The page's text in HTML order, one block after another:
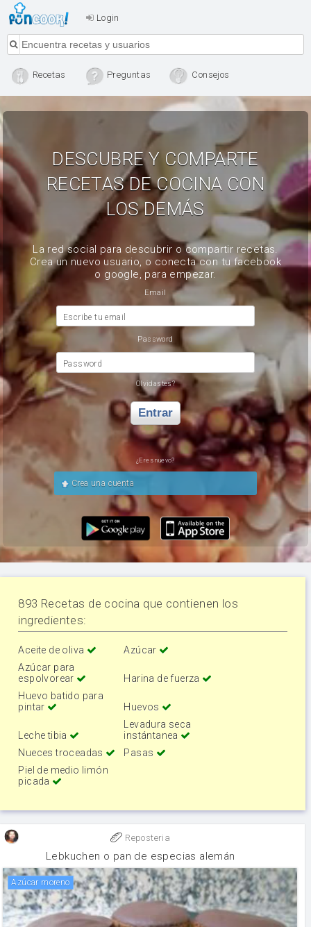
Login
Recetas Preguntas Consejos
DESCUBRE Y COMPARTE
RECETAS DE COCINA CON
LOS DEMÁS
La red social para descubrir o compartir recetas.
Crea un nuevo usuario, o conecta con tu facebook
o google, para empezar.
Email
Escribe tu email
Password
Password
Olvidastes?
Entrar
¿Eres nuevo?
Crea una cuenta
893 Recetas de cocina que contienen los
ingredientes:
Aceite de oliva
Azúcar
Azúcar para
espolvorear
Harina de fuerza
Huevo batido para
pintar
Huevos
Leche tibia
Levadura seca
instántanea
Nueces troceadas
Pasas
Piel de medio limón
picada
Reposteria
Lebkuchen o pan de especias alemán
Azúcar moreno